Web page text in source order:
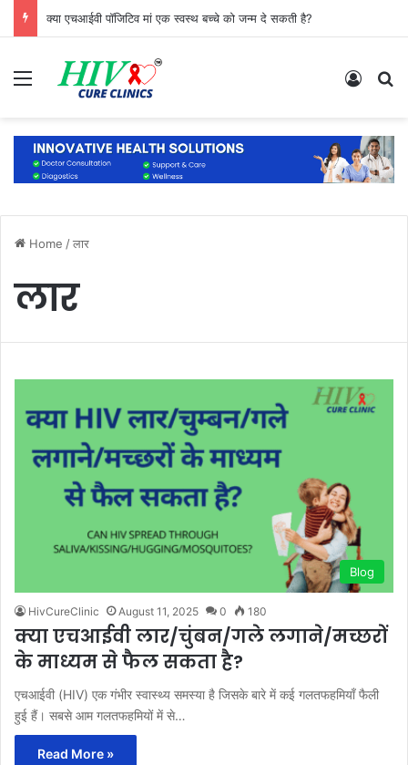
क्या एचआईवी पॉजिटिव मां एक स्वस्थ बच्चे को जन्म दे सकती है?
Menu Log In
Home /लार
लार
Blog
HivCureClinic August 11, 2025 0 180
क्या एचआईवी लार/चुंबन/गले लगाने/मच्छरों
के माध्यम से फैल सकता है?
एचआईवी (HIV) एक गंभीर स्वास्थ्य समस्या है जिसके बारे में कई गलतफहमियाँ फैली
हुई हैं। सबसे आम गलतफहमियों में से…
Read More »